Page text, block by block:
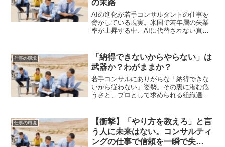
の末路
AIの進化が若手コンサルタントの仕事を
脅かしている現実。米国で若年層の失業
率が上昇する中、AIに代替されない真の
ャリア戦略を解説します。
仕事の環境
「納得できないからやらない」は
武器か？わがままか？
若手コンサルにありがちな「納得できな
いから従わない」姿勢。その裏に潜む危
うさと、プロとして求められる組織適応
仕事の環境
【衝撃】「やり方を教えろ」と言
う人に未来はない。コンサルティ
ングの仕事で信頼を一瞬で失